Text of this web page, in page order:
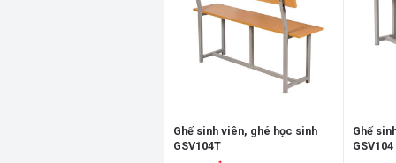
Ghế sinh viên, ghé học sinh
GSV104T
Ghế
GSV104